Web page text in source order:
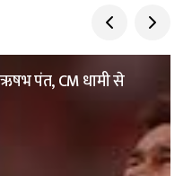
पंत, CM धामी से